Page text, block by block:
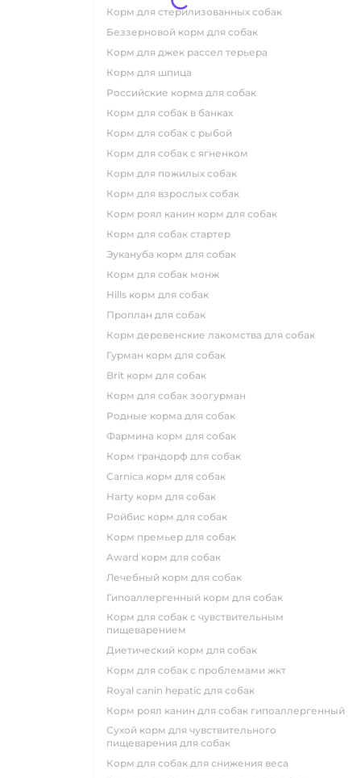
корм для стерилизованных собак
беззерновой корм для собак
корм для джек рассел терьера
корм для шпица
российские корма для собак
корм для собак в банках
корм для собак с рыбой
корм для собак с ягненком
корм для пожилых собак
корм для взрослых собак
корм роял канин корм для собак
корм для собак стартер
эукануба корм для собак
корм для собак монж
hills корм для собак
проплан для собак
корм деревенские лакомства для собак
гурман корм для собак
brit корм для собак
корм для собак зоогурман
родные корма для собак
фармина корм для собак
корм грандорф для собак
carnica корм для собак
harty корм для собак
ройбис корм для собак
корм премьер для собак
award корм для собак
лечебный корм для собак
гипоаллергенный корм для собак
корм для собак с чувствительным
пищеварением
диетический корм для собак
корм для собак с проблемами жкт
royal canin hepatic для собак
корм роял канин для собак гипоаллергенный
сухой корм для чувствительного
пищеварения для собак
корм для собак для снижения веса